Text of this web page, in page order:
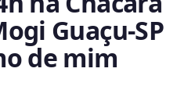
Guaçu‑SP
de mim